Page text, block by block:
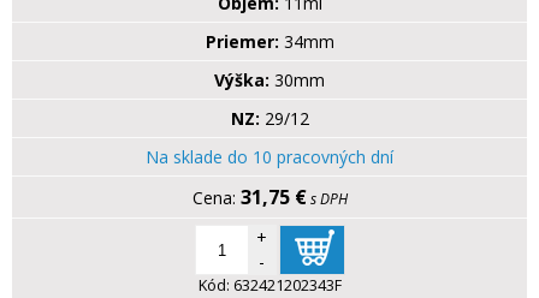
Priemer: 34mm
Výška: 30mm
NZ: 29/12
Na sklade do 10 pracovných dní
31,75 € s DPH
+
-
Kód: 632421202343F